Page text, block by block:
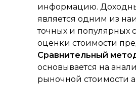
информацию.
является одним из
точных и популярных
оценки стоимости
Сравнительный
основывается на
рыночной стоимости